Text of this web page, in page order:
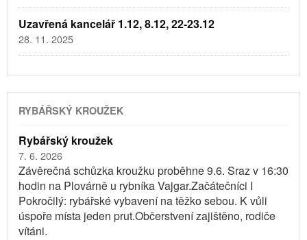
Uzavřená kancelář 1.12, 8.12, 22-23.12
28. 11. 2025
RYBÁŘSKÝ KROUŽEK
Rybářský kroužek
7. 6. 2026
Závěrečná schůzka kroužku proběhne 9.6. Sraz v 16:30
hodin na Plovárně u rybníka Vajgar.Začátečníci I
Pokročilý: rybářské vybavení na těžko sebou. K vůli
úspoře místa jeden prut.Občerstvení zajištěno, rodiče
vítáni.